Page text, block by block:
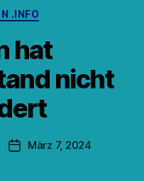
.INFO
hat
nicht
Veröffentlichungsdatum
März 7, 2024